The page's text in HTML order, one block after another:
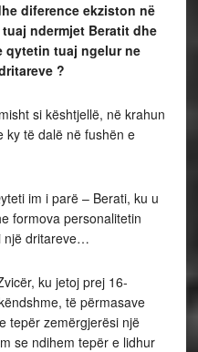
diference ekziston në
ndermjet Beratit dhe
qytetin tuaj ngelur ne
?
si kështjellë, në krahun
ky të dalë në fushën e
im i parë – Berati, ku u
formova personalitetin
një dritareve…
ku jetoj prej 16-
të përmasave
tepër zemërgjerësi një
se ndihem tepër e lidhur